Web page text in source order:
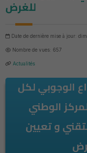
للغرض
Date de dernière mise à jour:
Nombre de vues: 657
Actualités
الوجوبي لكل
الوطني
و تعيين